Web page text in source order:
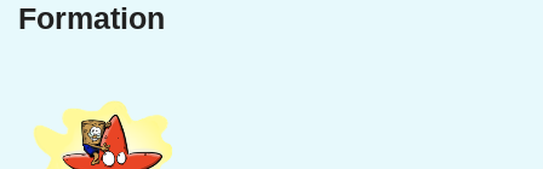
Formation